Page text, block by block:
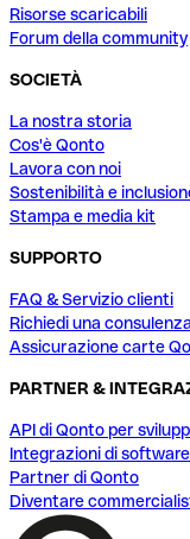
Risorse scaricabili
Forum della community
SOCIETÀ
La nostra storia
Cos'è Qonto
Lavora con noi
Sostenibilità e
Stampa e media kit
SUPPORTO
FAQ & Servizio clienti
Richiedi una consulenza
Assicurazione carte
PARTNER &
API di Qonto per
Integrazioni di
Partner di Qonto
Diventare